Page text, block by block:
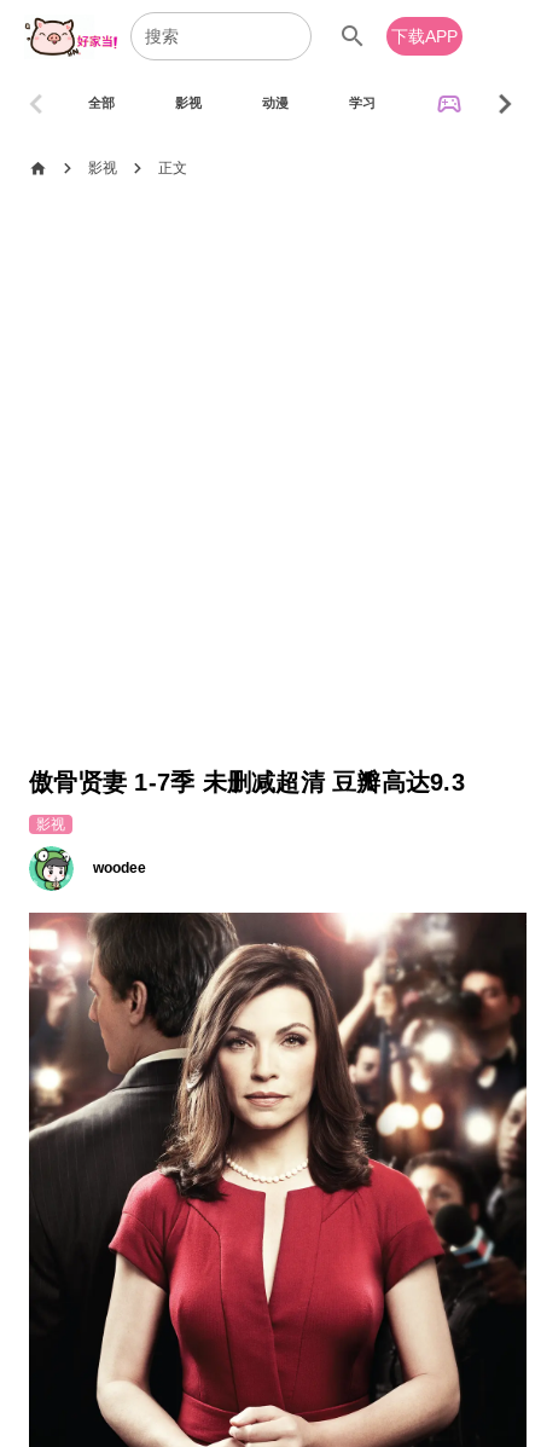
search 下载APP
全部 影视 动漫 学习 sports_esports
chevron_left chevron_right
home chevron_right 影视 chevron_right 正文
傲骨贤妻 1-7季 未删减超清 豆瓣高达9.3
影视
woodee